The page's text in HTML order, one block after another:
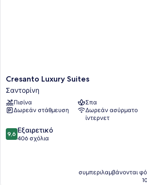
Cresanto
Luxury
Suites
Σαντορίνη
Cresanto Luxury Suites
Σαντορίνη
Πισίνα
Σπα
Δωρεάν στάθμευση
Δωρεάν ασύρματο
ίντερνετ
9.6
στα
9,6 Εξαιρετικό
406 σχόλια
συμπεριλαμβάνονται